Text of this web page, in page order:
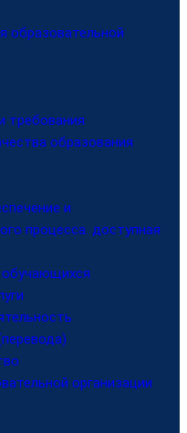
образовательной
требования
образования
и
процесса. доступная
организации